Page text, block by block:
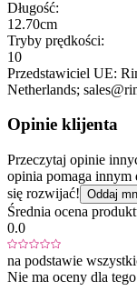
Długość:
12.70cm
Tryby prędkości:
10
Przedstawiciel UE:
Netherlands;
Opinie klijenta
Przeczytaj opinie
opinia pomaga
się rozwijać! Oddaj
Średnia ocena
0.0
na podstawie
Nie ma oceny dla